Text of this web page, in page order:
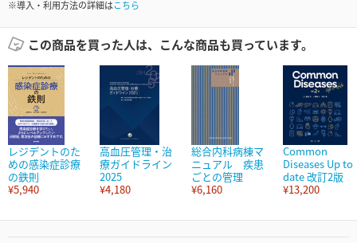
※導入・利用方法の詳細はこちら
この商品を買った人は、こんな商品も買っています。
レジデントのた
めの感染症診療
の鉄則
¥5,940
高血圧管理・治
療ガイドライン
2025
¥4,180
総合内科病棟マ
ニュアル 疾患
ごとの管理
¥6,160
Common
Diseases Up to
date 改訂2版
¥13,200